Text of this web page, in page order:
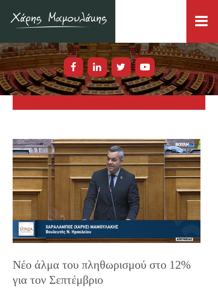
Νέο άλμα του πληθωρισμού στο 12%
για τον Σεπτέμβριο